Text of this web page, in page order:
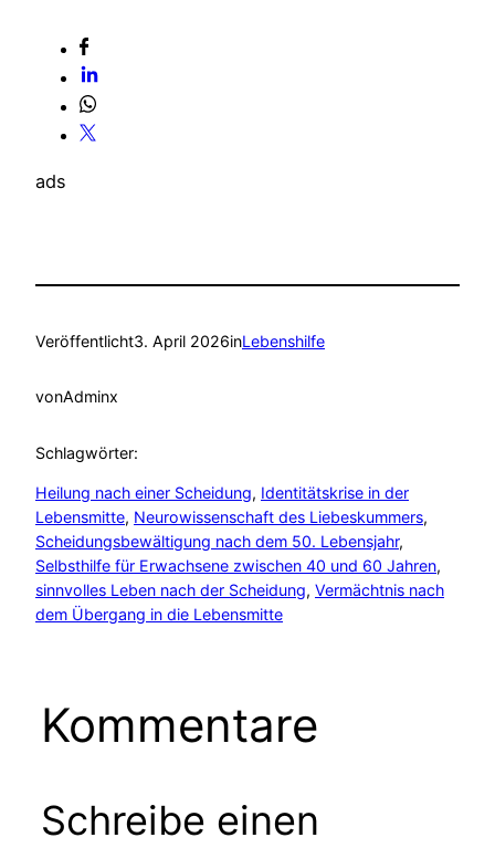
ads
Veröffentlicht3. April 2026inLebenshilfe
vonAdminx
Schlagwörter:
Heilung nach einer Scheidung, Identitätskrise in der
Lebensmitte, Neurowissenschaft des Liebeskummers
Scheidungsbewältigung nach dem 50. Lebensjahr
Selbsthilfe für Erwachsene zwischen 40 und 60 Jahren
sinnvolles Leben nach der Scheidung, Vermächtnis nach
dem Übergang in die Lebensmitte
Kommentare
Schreibe einen